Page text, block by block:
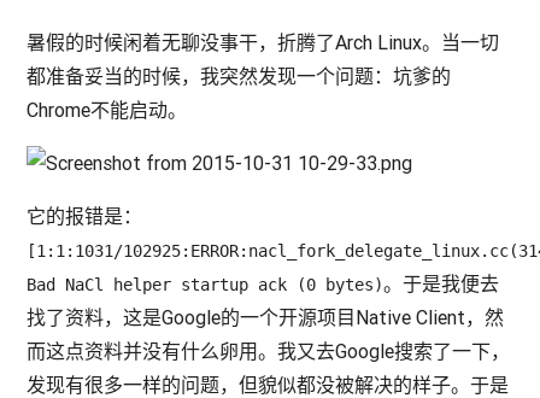
暑假的时候闲着无聊没事干，折腾了Arch Linux。当一切
都准备妥当的时候，我突然发现一个问题：坑爹的
Chrome不能启动。
它的报错是：
[1:1:1031/
Bad NaCl helper startup ack (0 bytes)。于是我便去
找了资料，这是Google的一个开源项目Native Client，然
而这点资料并没有什么卵用。我又去Google搜索了一下，
发现有很多一样的问题，但貌似都没被解决的样子。于是